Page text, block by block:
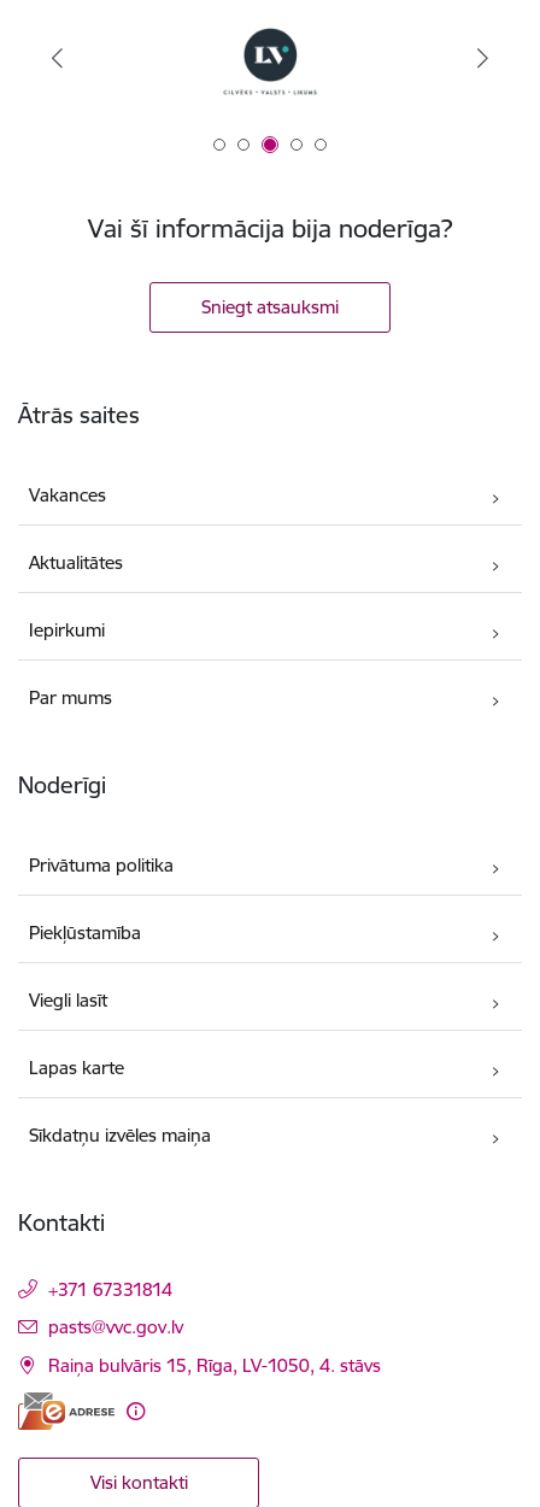
Vai šī informācija bija noderīga?
Sniegt atsauksmi
Ātrās saites
Vakances
Aktualitātes
Iepirkumi
Par mums
Noderīgi
Privātuma politika
Piekļūstamība
Viegli lasīt
Lapas karte
Sīkdatņu izvēles maiņa
Kontakti
+371 67331814
E-pasts:
pasts@vvc.gov.lv
Raiņa bulvāris 15, Rīga, LV-1050, 4. stāvs
Visi kontakti